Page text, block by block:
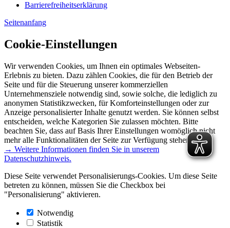
Barrierefreiheitserklärung
Seitenanfang
Cookie-Einstellungen
Wir verwenden Cookies, um Ihnen ein optimales Webseiten-
Erlebnis zu bieten. Dazu zählen Cookies, die für den Betrieb der
Seite und für die Steuerung unserer kommerziellen
Unternehmensziele notwendig sind, sowie solche, die lediglich zu
anonymen Statistikzwecken, für Komforteinstellungen oder zur
Anzeige personalisierter Inhalte genutzt werden. Sie können selbst
entscheiden, welche Kategorien Sie zulassen möchten. Bitte
beachten Sie, dass auf Basis Ihrer Einstellungen womöglich nicht
mehr alle Funktionalitäten der Seite zur Verfügung stehen.
→ Weitere Informationen finden Sie in unserem
Datenschutzhinweis.
Diese Seite verwendet Personalisierungs-Cookies. Um diese Seite
betreten zu können, müssen Sie die Checkbox bei
"Personalisierung" aktivieren.
Notwendig
Statistik